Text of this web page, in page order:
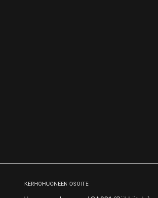
KERHOHUONEEN OSOITE